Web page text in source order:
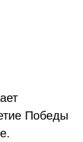
Победы